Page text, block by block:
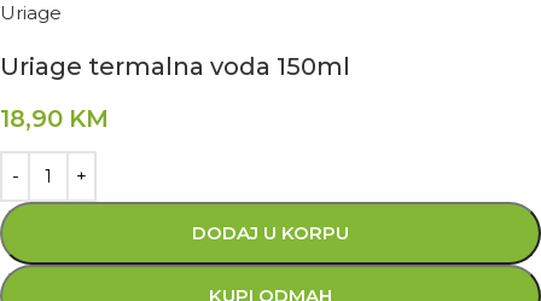
Uriage
Uriage termalna voda 150ml
18,90 KM
DODAJ U KORPU
KUPI ODMAH